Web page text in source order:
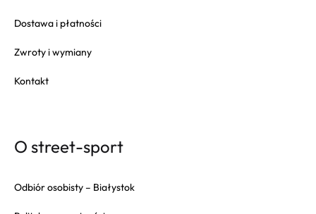
Eastpak
Fila
Fitflop
Goorin Bros
Herschel
Dostawa i płatności
Zwroty i wymiany
Kontakt
O street-sport
Odbiór osobisty – Białystok